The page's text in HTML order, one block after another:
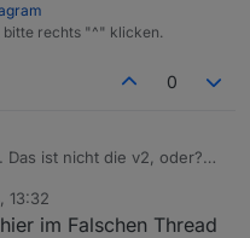
bitte rechts "^" klicken.
0
Das ist nicht die v2, oder?
statelistsort
13:32
im Falschen Thread